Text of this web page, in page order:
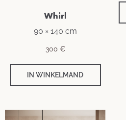
Whirl
90 × 140 cm
300 €
IN WINKELMAND